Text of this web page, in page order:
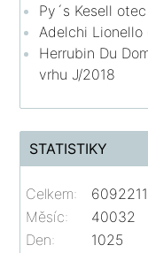
Py´s Kesell
Adelchi
Herrubin Du
vrhu J/2018
STATISTIKY
Celkem:
6092211
Měsíc:
40032
Den:
1025